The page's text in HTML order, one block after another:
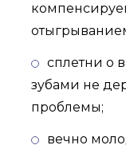
сплетни о
зубами не
проблемы;
вечно